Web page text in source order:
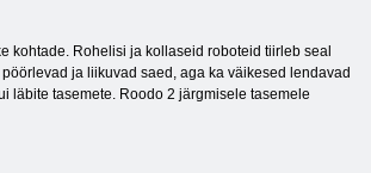
kohtade. Rohelisi ja kollaseid roboteid tiirleb seal
ja liikuvad saed, aga ka väikesed lendavad
läbite tasemete. Roodo 2 järgmisele tasemele